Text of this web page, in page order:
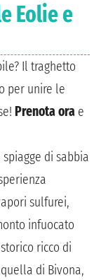
Eolie e
Il traghetto
per unire le
Prenota ora e
di sabbia
sulfurei,
infuocato
ricco di
di Bivona,